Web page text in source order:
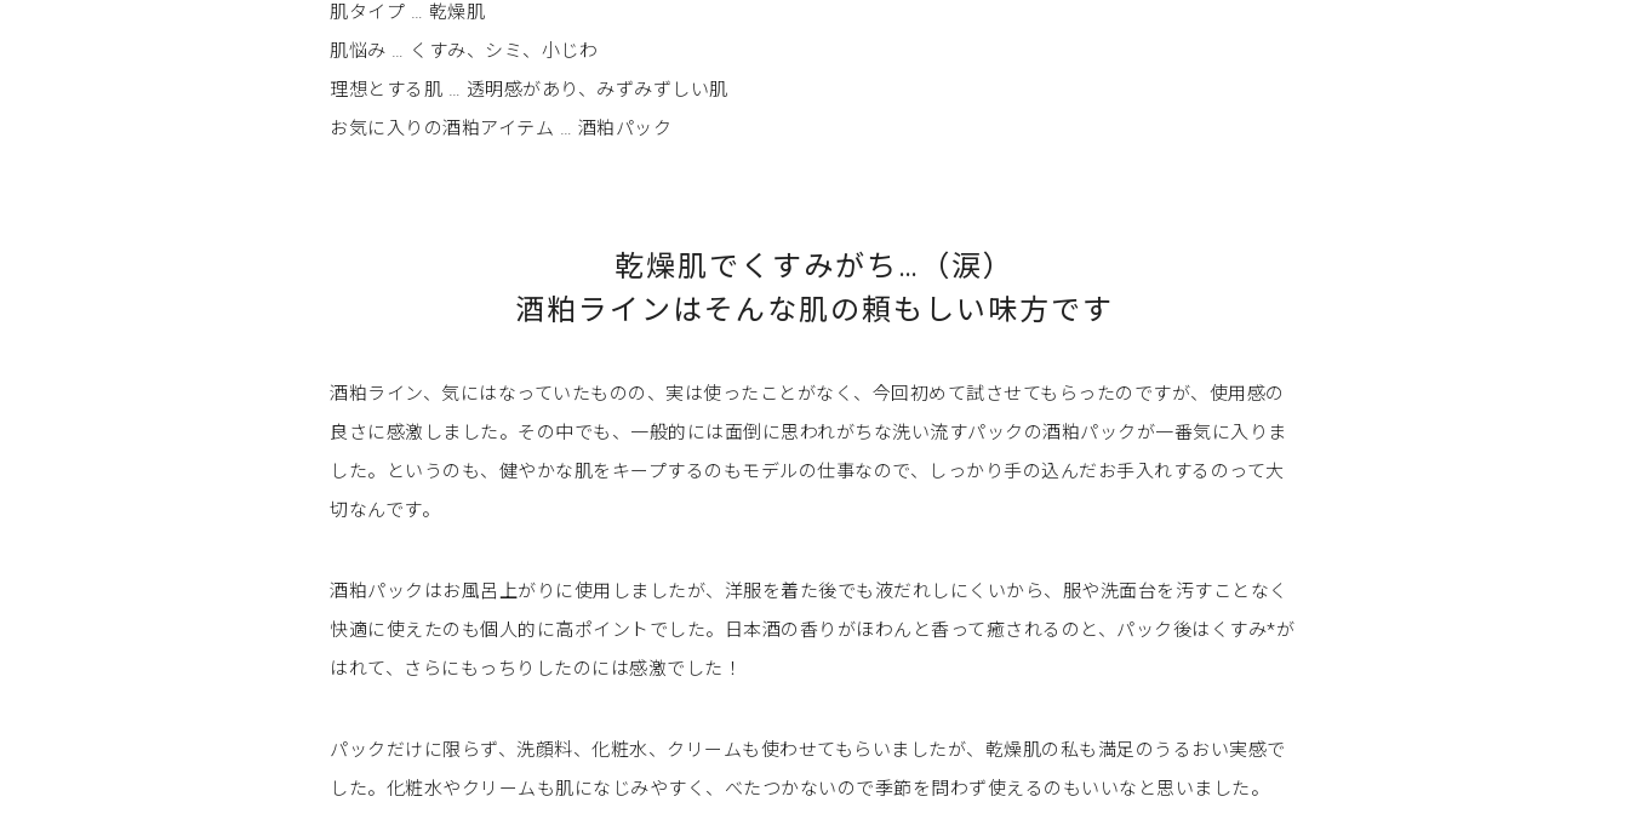
肌タイプ … 乾燥肌
肌悩み … くすみ、シミ、小じわ
理想とする肌 … 透明感があり、みずみずしい肌
お気に入りの酒粕アイテム … 酒粕パック
乾燥肌でくすみがち…（涙）
酒粕ラインはそんな肌の頼もしい味方です
酒粕ライン、気にはなっていたものの、実は使ったことがなく、今回初めて試させてもらったのですが、使用感の
良さに感激しました。その中でも、一般的には面倒に思われがちな洗い流すパックの酒粕パックが一番気に入りま
した。というのも、健やかな肌をキープするのもモデルの仕事なので、しっかり手の込んだお手入れするのって大
切なんです。
酒粕パックはお風呂上がりに使用しましたが、洋服を着た後でも液だれしにくいから、服や洗面台を汚すことなく
快適に使えたのも個人的に高ポイントでした。日本酒の香りがほわんと香って癒されるのと、パック後はくすみ*が
はれて、さらにもっちりしたのには感激でした！
パックだけに限らず、洗顔料、化粧水、クリームも使わせてもらいましたが、乾燥肌の私も満足のうるおい実感で
した。化粧水やクリームも肌になじみやすく、べたつかないので季節を問わず使えるのもいいなと思いました。